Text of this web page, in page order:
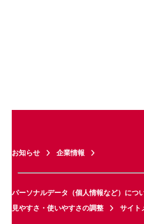
お知らせ 企業情報
パーソナルデータ（個人情報など）につ
見やすさ・使いやすさの調整
サイト